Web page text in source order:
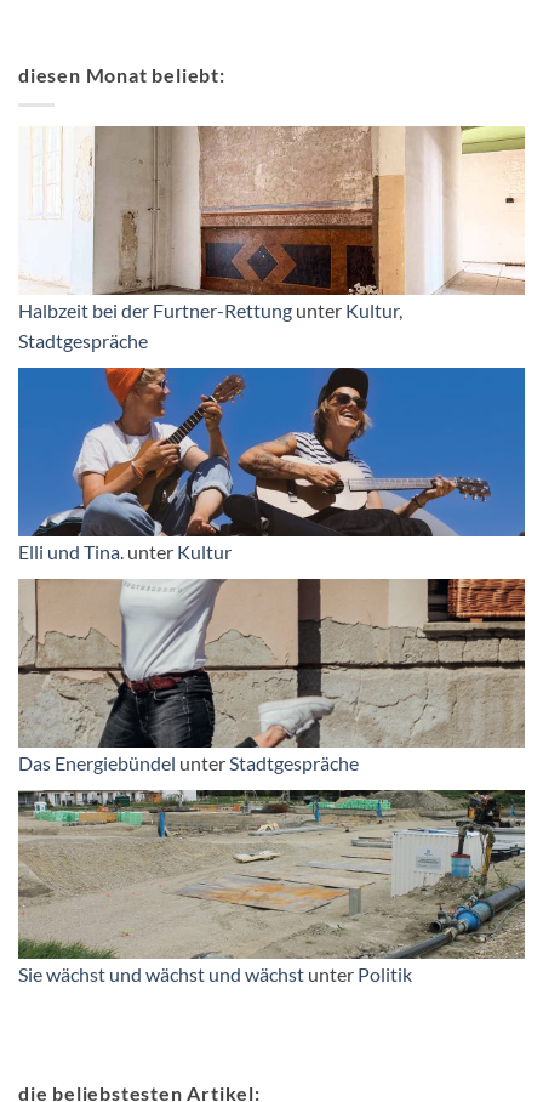
diesen Monat beliebt:
Halbzeit bei der Furtner-Rettung unter Kultur,
Stadtgespräche
Elli und Tina. unter Kultur
Das Energiebündel unterStadtgespräche
Sie wächst und wächst und wächst unter Politik
die beliebstesten Artikel: